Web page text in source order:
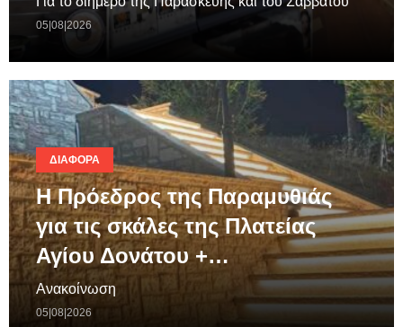
05|08|2026
ΔΙΆΦΟΡΑ
Η Πρόεδρος της Παραμυθιάς
για τις σκάλες της Πλατείας
Αγίου Δονάτου +…
Ανακοίνωση
05|08|2026